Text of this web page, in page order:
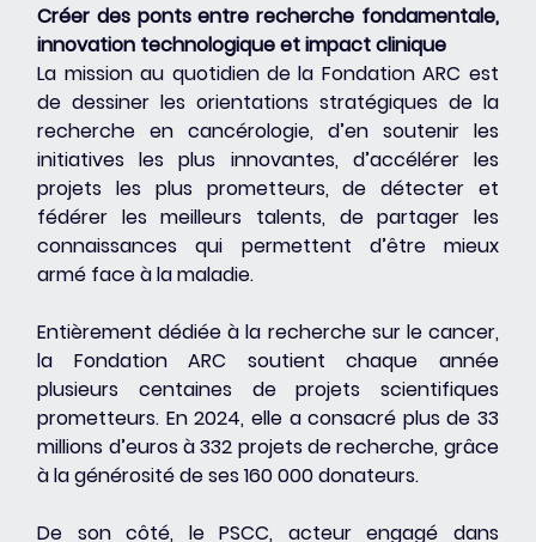
Créer des ponts entre recherche fondamentale,
innovation technologique et impact clinique
La mission au quotidien de la Fondation ARC est
de dessiner les orientations stratégiques de la
recherche en cancérologie, d’en soutenir les
initiatives les plus innovantes, d’accélérer les
projets les plus prometteurs, de détecter et
fédérer les meilleurs talents, de partager les
connaissances qui permettent d’être mieux
armé face à la maladie.
Entièrement dédiée à la recherche sur le cancer,
la Fondation ARC soutient chaque année
plusieurs centaines de projets scientifiques
prometteurs. En 2024, elle a consacré plus de 33
millions d’euros à 332 projets de recherche, grâce
à la générosité de ses 160 000 donateurs.
De son côté, le PSCC, acteur engagé dans